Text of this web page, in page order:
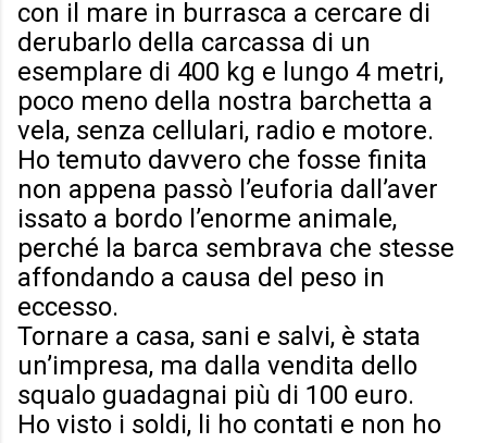
con il mare in burrasca a cercare di
derubarlo della carcassa di un
esemplare di 400 kg e lungo 4 metri,
poco meno della nostra barchetta a
vela, senza cellulari, radio e motore.
Ho temuto davvero che fosse finita
non appena passò l’euforia dall’aver
issato a bordo l’enorme animale,
perché la barca sembrava che stesse
affondando a causa del peso in
eccesso.
Tornare a casa, sani e salvi, è stata
un’impresa, ma dalla vendita dello
squalo guadagnai più di 100 euro.
Ho visto i soldi, li ho contati e non ho